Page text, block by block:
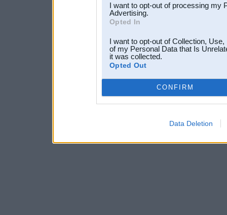
I want to opt-out of processing my
Advertising.
Opted In
I want to opt-out of Collection,
of my Personal Data that Is
it was collected.
Opted Out
CONFIRM
Data Deletion